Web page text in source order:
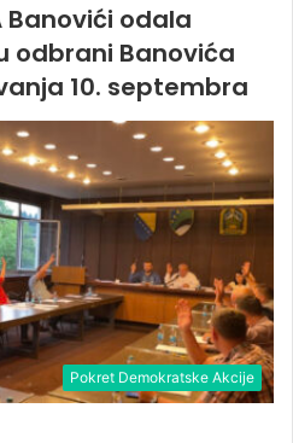
Banovići odala
odbrani Banovića
10. septembra
Pokret Demokratske Akcije